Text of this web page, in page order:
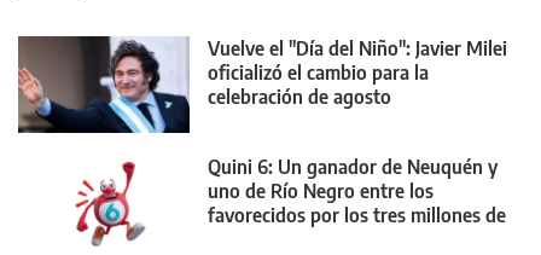
Vuelve el "Día del Niño": Javier Milei
oficializó el cambio para la
celebración de agosto
Quini 6: Un ganador de Neuquén y
uno de Río Negro entre los
favorecidos por los tres millones de